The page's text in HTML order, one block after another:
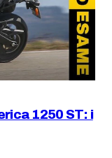
1250 ST: i